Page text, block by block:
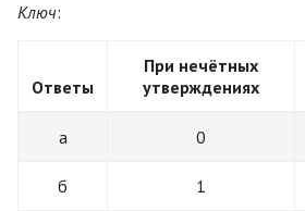
Ключ:
Ответы
При нечётных
утверждениях
а 0
б 1